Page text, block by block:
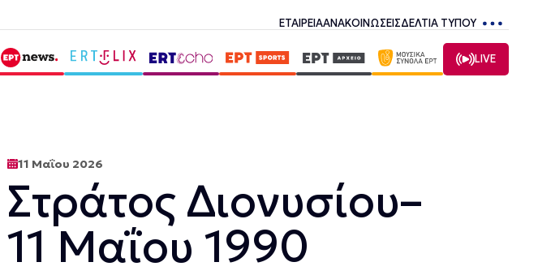
ΕΤΑΙΡΕΙΑΑΝΑΚΟΙΝΩΣΕΙΣΔΕΛΤΙΑ ΤΥΠΟΥ
LIVE
Στράτος Διονυσίου–
11 Μαΐου 1990
11 Μαΐου 2026